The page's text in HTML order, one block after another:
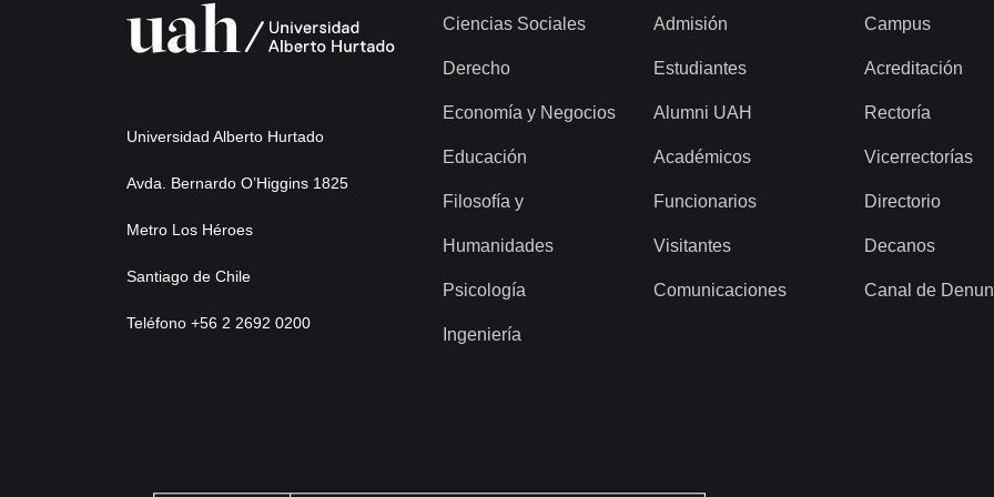
Universidad Alberto Hurtado
Avda. Bernardo O’Higgins 1825
Metro Los Héroes
Santiago de Chile
Teléfono +56 2 2692 0200
Ciencias Sociales
Derecho
Economía y Negocios
Educación
Filosofía y
Humanidades
Psicología
Ingeniería
Admisión
Estudiantes
Alumni UAH
Académicos
Funcionarios
Visitantes
Comunicaciones
Campus
Acreditación
Rectoría
Vicerrectorías
Directorio
Decanos
Canal de